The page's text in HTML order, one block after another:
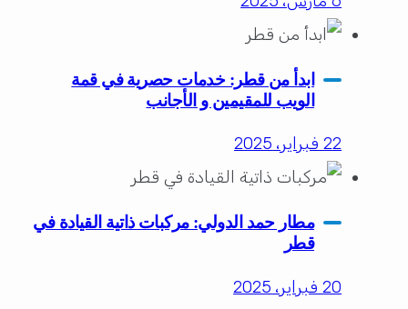
ابدأ من قطر: خدمات حصرية في قمة
الويب للمقيمين و الأجانب
22 فبراير، 2025
مطار حمد الدولي: مركبات ذاتية القيادة في
قطر
20 فبراير، 2025